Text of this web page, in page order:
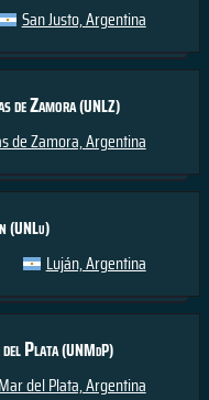
San Justo, Argentina
de Zamora(UNLZ)
de Zamora, Argentina
(UNLu)
Luján, Argentina
Plata(UNMdP)
Mar del Plata, Argentina